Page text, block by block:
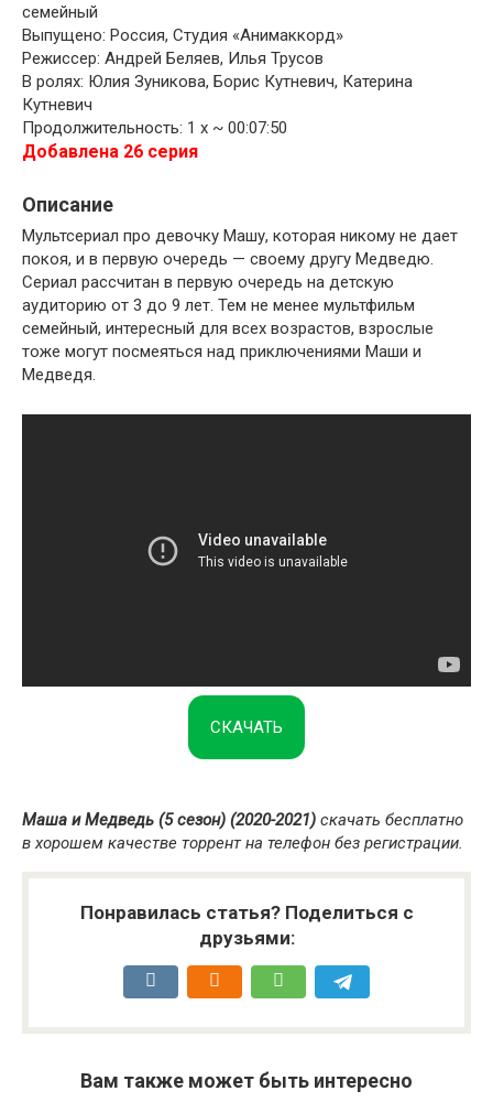
семейный
Выпущено: Россия, Студия «Анимаккорд»
Режиссер: Андрей Беляев, Илья Трусов
В ролях: Юлия Зуникова, Борис Кутневич, Катерина
Кутневич
Продолжительность: 1 x ~ 00:07:50
Добавлена 26 серия
Описание
Мультсериал про девочку Машу, которая никому не дает
покоя, и в первую очередь — своему другу Медведю.
Сериал рассчитан в первую очередь на детскую
аудиторию от 3 до 9 лет. Тем не менее мультфильм
семейный, интересный для всех возрастов, взрослые
тоже могут посмеяться над приключениями Маши и
Медведя.
СКАЧАТЬ
Маша и Медведь (5 сезон) (2020-2021) скачать бесплатно
в хорошем качестве торрент на телефон без регистрации.
Понравилась статья? Поделиться с
друзьями:
Вам также может быть интересно